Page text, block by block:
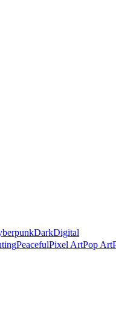
DarkDigital
PeacefulPixel ArtPop Art